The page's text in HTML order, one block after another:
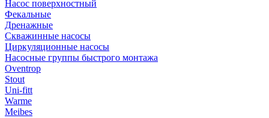
Насос поверхностный
Фекальные
Дренажные
Скважинные насосы
Циркуляционные насосы
Насосные группы быстрого монтажа
Oventrop
Stout
Uni-fitt
Warme
Meibes